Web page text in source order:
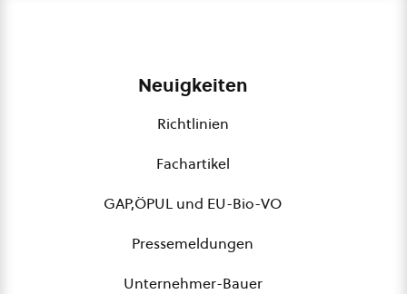
Neuigkeiten
Richtlinien
Fachartikel
GAP,ÖPUL und EU-Bio-VO
Pressemeldungen
Unternehmer-Bauer